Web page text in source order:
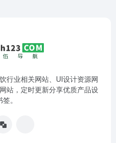
行业相关网站、UI设计资源网
站，定时更新分享优质产品设
。